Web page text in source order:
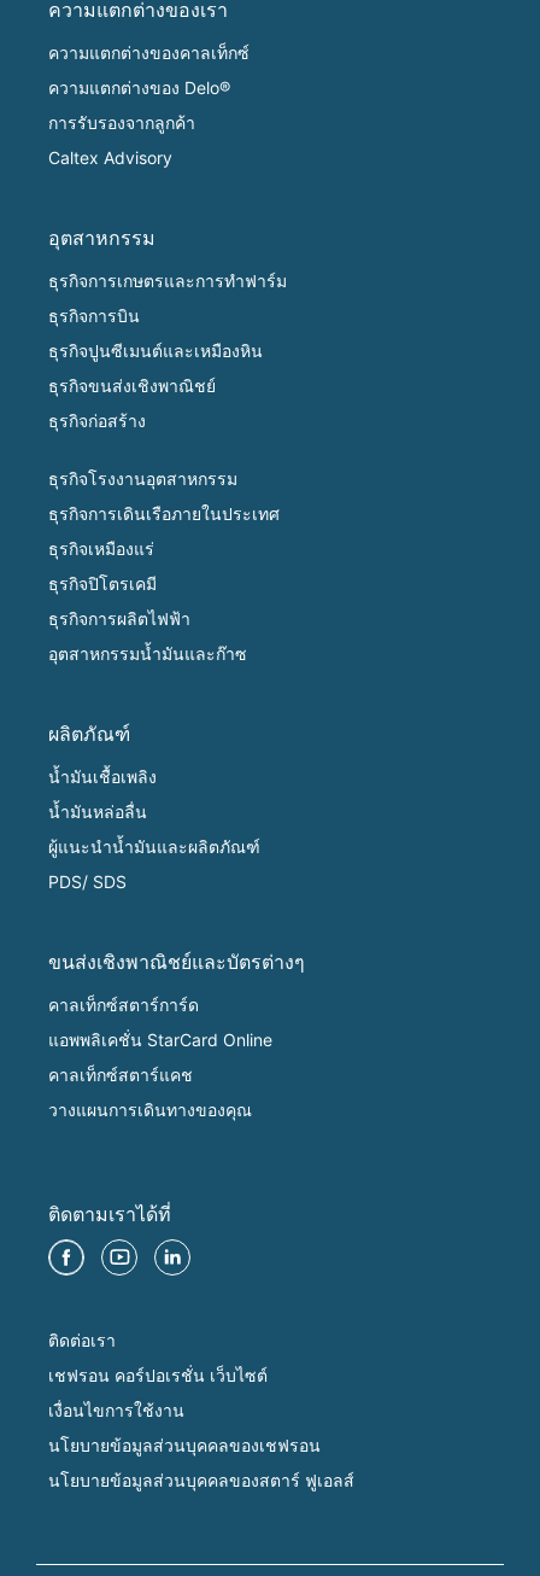
ความแตกต่างของเรา
ความแตกต่างของคาลเท็กซ์
ความแตกต่างของ Delo®
การรับรองจากลูกค้า
Caltex Advisory
อุตสาหกรรม
ธุรกิจการเกษตรและการทำฟาร์ม
ธุรกิจการบิน
ธุรกิจปูนซีเมนต์และเหมืองหิน
ธุรกิจขนส่งเชิงพาณิชย์
ธุรกิจก่อสร้าง
ธุรกิจโรงงานอุตสาหกรรม
ธุรกิจการเดินเรือภายในประเทศ
ธุรกิจเหมืองแร่
ธุรกิจปิโตรเคมี
ธุรกิจการผลิตไฟฟ้า
อุตสาหกรรมน้ำมันและก๊าซ
ผลิตภัณฑ์
น้ำมันเชื้อเพลิง
น้ำมันหล่อลื่น
ผู้แนะนำน้ำมันและผลิตภัณฑ์
PDS/ SDS
ขนส่งเชิงพาณิชย์และบัตรต่างๆ
คาลเท็กซ์สตาร์การ์ด
แอพพลิเคชั่น StarCard Online
คาลเท็กซ์สตาร์แคช
วางแผนการเดินทางของคุณ
ติดตามเราได้ที่
ติดต่อเรา
เชฟรอน คอร์ปอเรชั่น เว็บไซต์
เงื่อนไขการใช้งาน
นโยบายข้อมูลส่วนบุคคลของเชฟรอน
นโยบายข้อมูลส่วนบุคคลของสตาร์ ฟูเอลส์